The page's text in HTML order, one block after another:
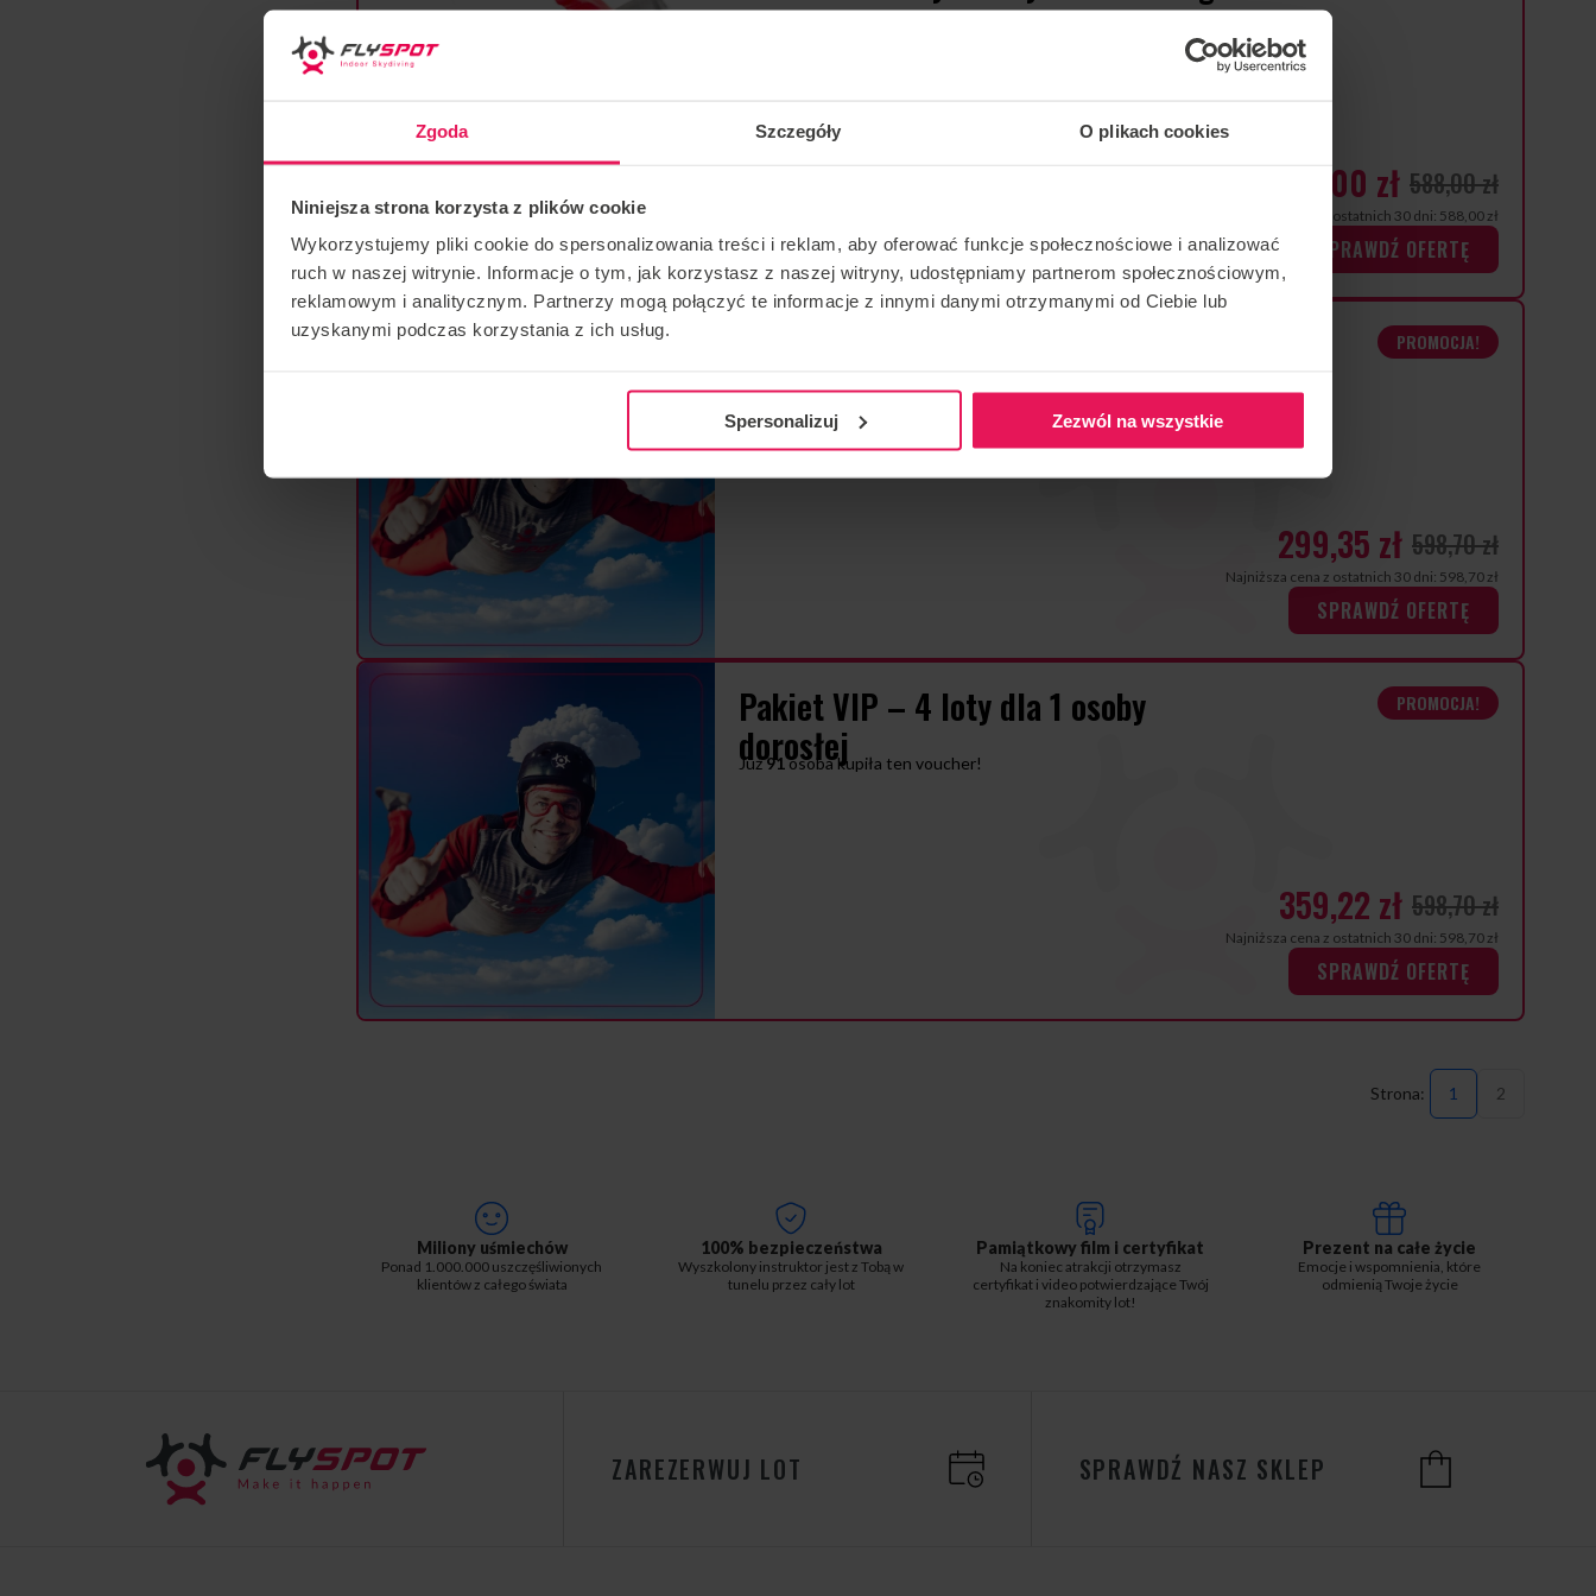
Zgoda Szczegóły O plikach cookies
Niniejsza strona korzysta z plików cookie
Wykorzystujemy pliki cookie do spersonalizowania treści i reklam, aby oferować funkcje społecznościowe i analizować
ruch w naszej witrynie. Informacje o tym, jak korzystasz z naszej witryny, udostępniamy partnerom społecznościowym,
reklamowym i analitycznym. Partnerzy mogą połączyć te informacje z innymi danymi otrzymanymi od Ciebie lub
uzyskanymi podczas korzystania z ich usług.
Spersonalizuj Zezwól na wszystkie
+ 2 dla dziecka
Voucher ważny 12 miesięcy.
Certyfikaty oraz video dla wszystkich latających w cenie.
529,00 zł 588,00 zł
Najniższa cena z ostatnich 30 dni: 588,00 zł
SPRAWDŹ OFERTĘ
PROMOCJA!
dorosłej
299,35 zł 598,70 zł
Najniższa cena z ostatnich 30 dni: 598,70 zł
SPRAWDŹ OFERTĘ
PROMOCJA!
Pakiet VIP – 4 loty dla 1 osoby
dorosłej
Już91osoba kupiła ten voucher!
359,22 zł 598,70 zł
Najniższa cena z ostatnich 30 dni: 598,70 zł
SPRAWDŹ OFERTĘ
1 2
Miliony uśmiechów
Ponad 1.000.000 uszczęśliwionych
klientów z całego świata
100% bezpieczeństwa
Wyszkolony instruktor jest z Tobą w
tunelu przez cały lot
Pamiątkowy film i certyfikat
Na koniec atrakcji otrzymasz
certyfikat i video potwierdzające Twój
znakomity lot!
Prezent na całe życie
Emocje i wspomnienia, które
odmienią Twoje życie
ZAREZERWUJ LOT SPRAWDŹ NASZ SKLEP